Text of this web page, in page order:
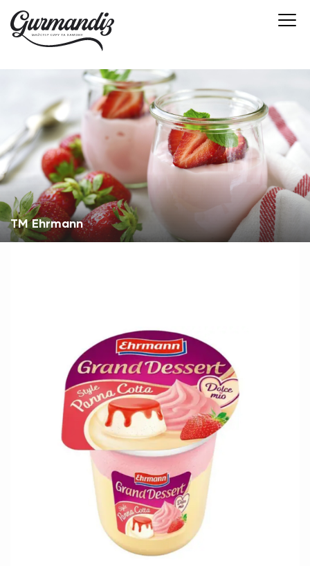
TM Ehrmann